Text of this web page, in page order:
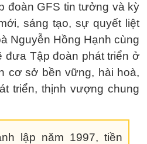
đoàn GFS tin tưởng và kỳ
sáng tạo, sự quyết liệt
Nguyễn Hồng Hạnh cùng
đưa Tập đoàn phát triển ở
cơ sở bền vững, hài hoà,
triển, thịnh vượng chung
lập năm 1997, tiền